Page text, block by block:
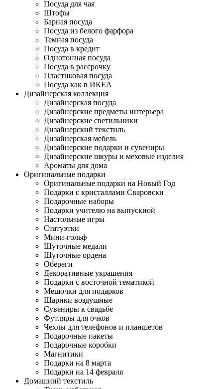
Посуда для чая
Штофы
Барная посуда
Посуда из белого фарфора
Темная посуда
Посуда в кредит
Однотонная посуда
Посуда в рассрочку
Пластиковая посуда
Посуда как в ИКЕА
Дизайнерская коллекция
Дизайнерская посуда
Дизайнерские предметы интерьера
Дизайнерские светильники
Дизайнерский текстиль
Дизайнерская мебель
Дизайнерские подарки и сувениры
Дизайнерские шкуры и меховые изделия
Ароматы для дома
Оригинальные подарки
Оригинальные подарки на Новый Год
Подарки с кристаллами Сваровски
Подарочные наборы
Подарки учителю на выпускной
Настольные игры
Статуэтки
Мини-гольф
Шуточные медали
Шуточные ордена
Обереги
Декоративные украшения
Подарки с восточной тематикой
Мешочки для подарков
Шарики воздушные
Сувениры к свадьбе
Футляры для очков
Чехлы для телефонов и планшетов
Подарочные пакеты
Подарочные коробки
Магнитики
Подарки на 8 марта
Подарки на 14 февраля
Домашний текстиль